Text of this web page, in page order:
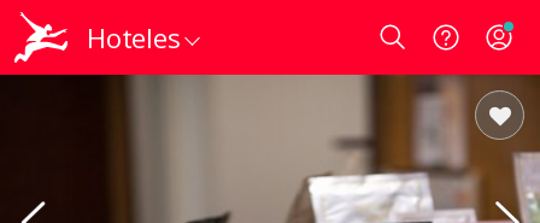
Hoteles Login